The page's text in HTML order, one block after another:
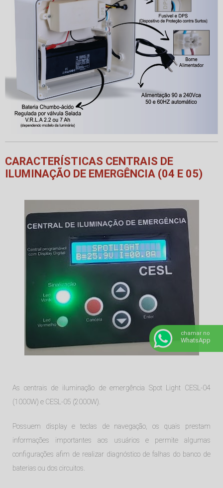
CARACTERÍSTICAS CENTRAIS DE
ILUMINAÇÃO DE EMERGÊNCIA (04 E 05)
As centrais de iluminação de emergência Spot Light CESL-04
(1000W) e CESL-05 (2000W).
Possuem display e teclas de navegação, os quais prestam
informações importantes aos usuários e permite algumas
configurações afim de realizar diagnóstico de falhas do banco de
baterias ou dos circuitos.
chamar no
WhatsApp